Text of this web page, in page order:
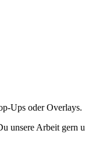
Ups oder Overlays.
unsere Arbeit gern